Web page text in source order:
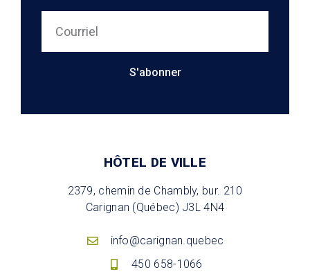
S'abonner
HÔTEL DE VILLE
2379, chemin de Chambly, bur. 210
Carignan (Québec) J3L 4N4
info@carignan.quebec
450 658-1066